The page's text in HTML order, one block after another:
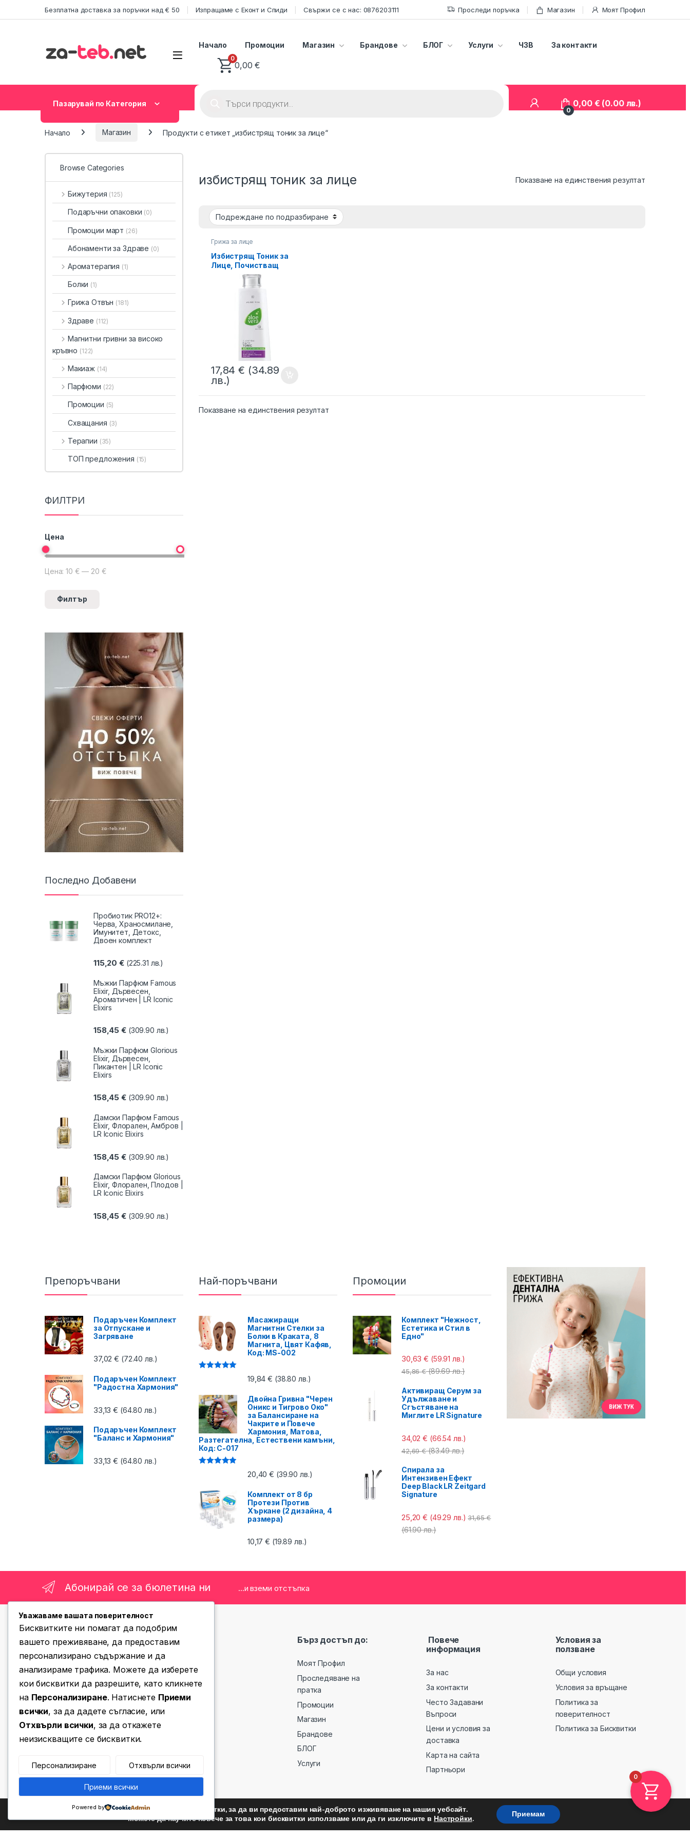
Безплатна доставка за поръчки над € 50 Изпращаме с Еконт и Спиди Свържи се с нас: 0876203111 Проследи поръчка Магазин Моят Профил
Начало Промоции Магазин Брандове БЛОГ Услуги ЧЗВ За контакти
0
0,00€
Пазарувай по Категория
0
0,00 € (0.00 лв.)
Начало Магазин Продукти с етикет „избистрящ тоник за лице“
избистрящ тоник за лице Показване на единствения резултат
Грижа за лице
Избистрящ Тоник за
Лице, Почистващ
Нежно Кожата Aloe Via
17,84€ (34.89
лв.)
Показване на единствения резултат
Browse Categories
Бижутерия (125)
Подаръчни опаковки (0)
Промоции март (26)
Абонаменти за Здраве (0)
Ароматерапия (1)
Болки (1)
Грижа Отвън (181)
Здраве (112)
Магнитни гривни за високо
кръвно (122)
Макиаж (14)
Парфюми (22)
Промоции (5)
Схващания (3)
Терапии (35)
ТОП предложения (15)
ФИЛТРИ
Цена
Минимална цена
Максимална цена
Филтър
Цена:10 € — 20 €
Последно Добавени
Пробиотик PRO12+:
Черва, Храносмилане,
Имунитет, Детокс,
Двоен комплект
115,20€ (225.31 лв.)
Мъжки Парфюм Famous
Elixir, Дървесен,
Ароматичен | LR Iconic
Elixirs
158,45€ (309.90 лв.)
Мъжки Парфюм Glorious
Elixir, Дървесен,
Пикантен | LR Iconic
Elixirs
158,45€ (309.90 лв.)
Дамски Парфюм Famous
Elixir, Флорален, Амбров |
LR Iconic Elixirs
158,45€ (309.90 лв.)
Дамски Парфюм Glorious
Elixir, Флорален, Плодов |
LR Iconic Elixirs
158,45€ (309.90 лв.)
Препоръчвани
Подаръчен Комплект
за Отпускане и
Загряване
37,02€ (72.40 лв.)
Подаръчен Комплект
"Радостна Хармония"
33,13€ (64.80 лв.)
Подаръчен Комплект
"Баланс и Хармония"
33,13€ (64.80 лв.)
Най-поръчвани
Масажиращи
Магнитни Стелки за
Болки в Краката, 8
Магнита, Цвят Кафяв,
Код: MS-002
19,84€ (38.80 лв.)
Двойна Гривна "Черен
Оникс и Тигрово Око"
за Балансиране на
Чакрите и Повече
Хармония, Матова,
Разтегателна, Естествени камъни,
Код: C-017
20,40€ (39.90 лв.)
Комплект от 8 бр
Протези Против
Хъркане (2 дизайна, 4
размера)
10,17€ (19.89 лв.)
Промоции
Комплект "Нежност,
Естетика и Стил в
Едно"
30,63€ (59.91 лв.)
45,86€ (89.69 лв.)
Активиращ Серум за
Удължаване и
Сгъстяване на
Миглите LR Signature
34,02€ (66.54 лв.)
42,69€ (83.49 лв.)
Спирала за
Интензивен Ефект
Deep Black LR Zeitgard
Signature
25,20€ (49.29 лв.) 31,65€
(61.90 лв.)
Абонирай се за бюлетина ни ...и вземи отстъпка
Имате въпроси? Позвънете ни!
(+359) 876 203 111
Бърз достъп до:
Моят Профил
Проследяване на
пратка
Промоции
Магазин
Брандове
БЛОГ
Услуги
Повече
информация
За нас
За контакти
Често Задавани
Въпроси
Цени и условия за
доставка
Карта на сайта
Партньори
Условия за
ползване
Общи условия
Условия за връщане
Политика за
поверителност
Политика за Бисквитки
©Za Teb- All Rights Reserved
Уважаваме вашата поверителност
Бисквитките ни помагат да подобрим
вашето преживяване, да предоставим
персонализирано съдържание и да
анализираме трафика. Можете да изберете
кои бисквитки да разрешите, като кликнете
на Персонализиране. Натиснете Приеми
всички, за да дадете съгласие, или
Отхвърли всички, за да откажете
неизискващите се бисквитки.
Персонализиране Отхвърли всички
Приеми всички
Powered by
Ние използваме бисквитки, за да ви предоставим най-доброто изживяване на нашия уебсайт.
Можете да научите повече за това кои бисквитки използваме или да ги изключите в Настройки. Приемам
0